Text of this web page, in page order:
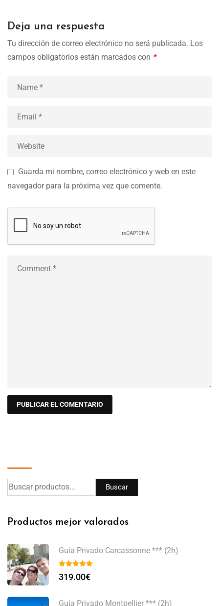
Deja una respuesta
Tu dirección de correo electrónico no será publicada. Los
campos obligatorios están marcados con *
Guarda mi nombre, correo electrónico y web en este
navegador para la próxima vez que comente.
Buscar
Productos mejor valorados
Guía Privado Carcassonne *** (2h)
319.00€
Guía Privado Montpellier *** (2h)